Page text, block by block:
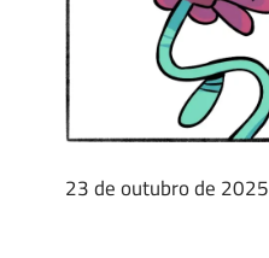
23 de outubro de 2025